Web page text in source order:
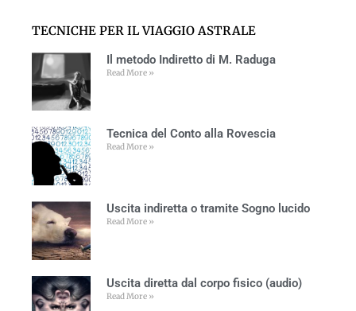
TECNICHE PER IL VIAGGIO ASTRALE
Il metodo Indiretto di M. Raduga
Read More »
Tecnica del Conto alla Rovescia
Read More »
Uscita indiretta o tramite Sogno lucido
Read More »
Uscita diretta dal corpo fisico (audio)
Read More »